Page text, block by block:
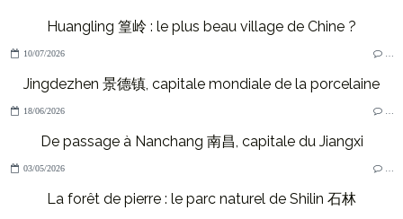
Huangling 篁岭 : le plus beau village de Chine ?
10/07/2026
Jingdezhen 景德镇, capitale mondiale de la porcelaine
18/06/2026
De passage à Nanchang 南昌, capitale du Jiangxi
03/05/2026
La forêt de pierre : le parc naturel de Shilin 石林